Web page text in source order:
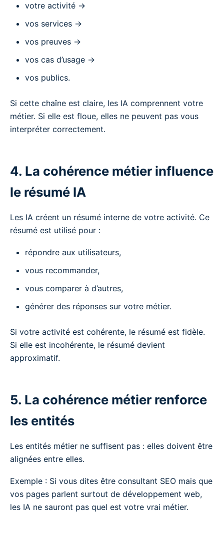
votre activité →
vos services →
vos preuves →
vos cas d’usage →
vos publics.
Si cette chaîne est claire, les IA comprennent votre
métier. Si elle est floue, elles ne peuvent pas vous
interpréter correctement.
4. La cohérence métier influence
le résumé IA
Les IA créent un résumé interne de votre activité. Ce
résumé est utilisé pour :
répondre aux utilisateurs,
vous recommander,
vous comparer à d’autres,
générer des réponses sur votre métier.
Si votre activité est cohérente, le résumé est fidèle.
Si elle est incohérente, le résumé devient
approximatif.
5. La cohérence métier renforce
les entités
Les entités métier ne suffisent pas : elles doivent être
alignées entre elles.
Exemple : Si vous dites être consultant SEO mais que
vos pages parlent surtout de développement web,
les IA ne sauront pas quel est votre vrai métier.